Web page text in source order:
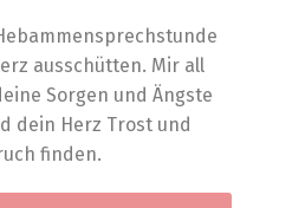
ausschütten. Mir all
Sorgen und Ängste
dein Herz Trost und
finden.